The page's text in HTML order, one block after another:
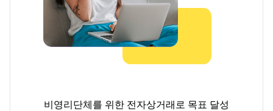
비영리단체를 위한 전자상거래로 목표 달성